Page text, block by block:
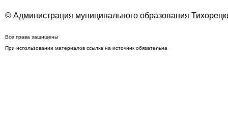
© Администрация муниципального образования
Все права защищены
При использовании материалов ссылка на источник обязательна